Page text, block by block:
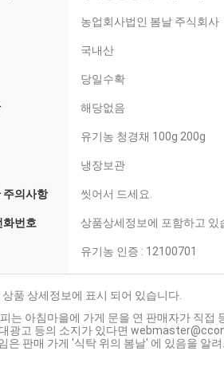
농업회사법인 봄날 주식회사
국내산
당일수확
해당없음
유기농 청경채 100g 200g
냉장보관
주의사항 씻어서 드세요.
화번호 상품상세정보에 포함하고 있
유기농 인증 : 12100701
품 상세정보에 표시 되어 있습니다.
는 아침마을에 가게 문을 연 판매자가 직접
광고 등의 소지가 있다면
은 판매 가게 '식탁 위의 봄날' 에 있음을 알